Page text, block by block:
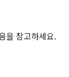
을 참고하세요.